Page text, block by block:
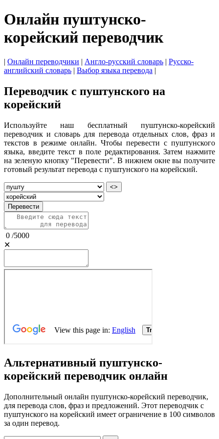
Онлайн пуштунско-
корейский переводчик
| Онлайн переводчики | Англо-русский словарь | Русско-
английский словарь | Выбор языка перевода |
Переводчик с пуштунского на
корейский
Используйте наш бесплатный пуштунско-корейский
переводчик и словарь для перевода отдельных слов, фраз и
текстов в режиме онлайн. Чтобы перевести с пуштунского
языка, введите текст в поле редактирования. Затем нажмите
на зеленую кнопку "Перевести". В нижнем окне вы получите
готовый результат перевода с пуштунского на корейский.
<>
Перевести
0 /5000
✕
Альтернативный пуштунско-
корейский переводчик онлайн
Дополнительный онлайн пуштунско-корейский переводчик,
для перевода слов, фраз и предложений. Этот переводчик с
пуштунского на корейский имеет ограничение в 100 символов
за один перевод.